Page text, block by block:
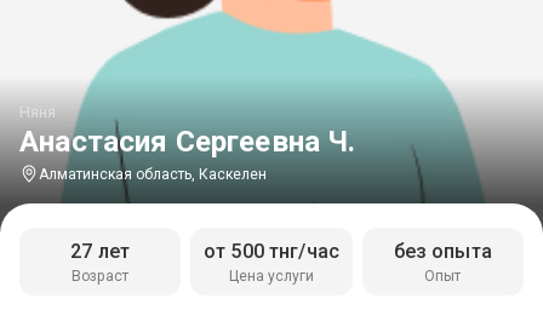
Анастасия Сергеевна Ч.
Няня
Алматинская область, Каскелен
Возраст
27 лет
Цена услуги
от 500 тнг/час
Опыт
без опыта